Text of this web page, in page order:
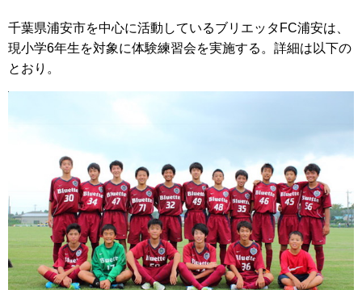
千葉県浦安市を中心に活動しているブリエッタFC浦安は、
現小学6年生を対象に体験練習会を実施する。詳細は以下の
とおり。